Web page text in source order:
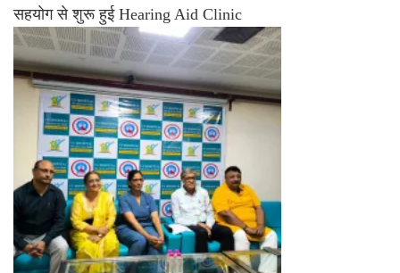
सहयोग से शुरू हुई Hearing Aid Clinic